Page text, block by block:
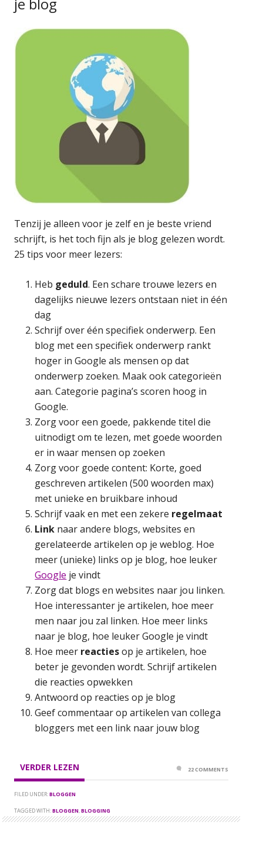
Tenzij je alleen voor je zelf en je beste vriend
schrijft, is het toch fijn als je blog gelezen wordt.
25 tips voor meer lezers:
Heb geduld. Een schare trouwe lezers en
dagelijks nieuwe lezers ontstaan niet in één
dag
Schrijf over één specifiek onderwerp. Een
blog met een specifiek onderwerp rankt
hoger in Google als mensen op dat
onderwerp zoeken. Maak ook categorieën
aan. Categorie pagina’s scoren hoog in
Google.
Zorg voor een goede, pakkende titel die
uitnodigt om te lezen, met goede woorden
er in waar mensen op zoeken
Zorg voor goede content: Korte, goed
geschreven artikelen (500 woorden max)
met unieke en bruikbare inhoud
Schrijf vaak en met een zekere regelmaat
Link naar andere blogs, websites en
gerelateerde artikelen op je weblog. Hoe
meer (unieke) links op je blog, hoe leuker
Google je vindt
Zorg dat blogs en websites naar jou linken.
Hoe interessanter je artikelen, hoe meer
men naar jou zal linken. Hoe meer links
naar je blog, hoe leuker Google je vindt
Hoe meer reactiesop je artikelen, hoe
beter je gevonden wordt. Schrijf artikelen
die reacties opwekken
Antwoord op reacties op je blog
Geef commentaar op artikelen van collega
bloggers met een link naar jouw blog
VERDER LEZEN
FILED UNDER:BLOGGEN
TAGGED WITH:BLOGGEN,BLOGGING
22 COMMENTS